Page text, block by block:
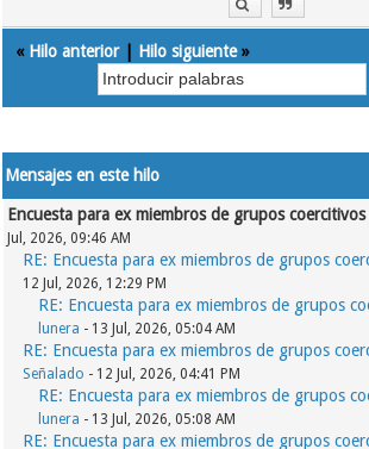
« Hilo anterior| Hilo siguiente»
Mensajes en este hilo
Encuesta para ex miembros de grupos coercitivos
Jul, 2026, 09:46 AM
RE: Encuesta para ex miembros de grupos
12 Jul, 2026, 12:29 PM
RE: Encuesta para ex miembros de grupos
lunera - 13 Jul, 2026, 05:04 AM
RE: Encuesta para ex miembros de grupos
Señalado - 12 Jul, 2026, 04:41 PM
RE: Encuesta para ex miembros de grupos
lunera - 13 Jul, 2026, 05:08 AM
RE: Encuesta para ex miembros de grupos